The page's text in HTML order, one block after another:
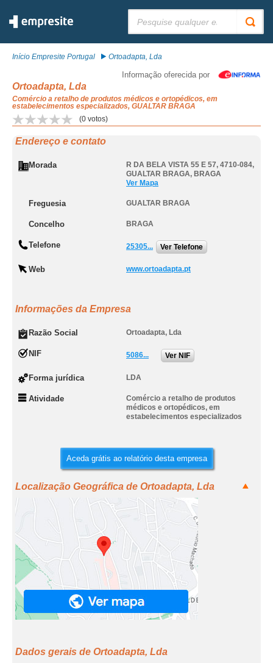
Início Empresite Portugal Ortoadapta, Lda
Informação oferecida por
Ortoadapta, Lda
Comércio a retalho de produtos médicos e ortopédicos, em
estabelecimentos especializados, GUALTAR BRAGA
(0 votos)
Endereço e contato
Morada R DA BELA VISTA 55 E 57, 4710-084,
GUALTAR BRAGA, BRAGA
Ver Mapa
Freguesia GUALTAR BRAGA
Concelho BRAGA
Telefone 25305... Ver Telefone
Web www.ortoadapta.pt
Informações da Empresa
Razão Social Ortoadapta, Lda
NIF 5086... Ver NIF
Forma jurídica LDA
Atividade
Comércio a retalho de produtos
médicos e ortopédicos, em
estabelecimentos especializados
Aceda grátis ao relatório desta empresa
Localização Geográfica de Ortoadapta, Lda
Dados gerais de Ortoadapta, Lda